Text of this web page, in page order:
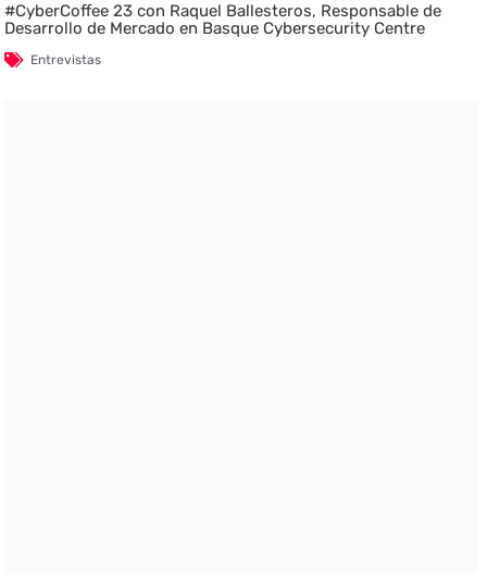
#CyberCoffee 23 con Raquel Ballesteros, Responsable de
Desarrollo de Mercado en Basque Cybersecurity Centre
Entrevistas